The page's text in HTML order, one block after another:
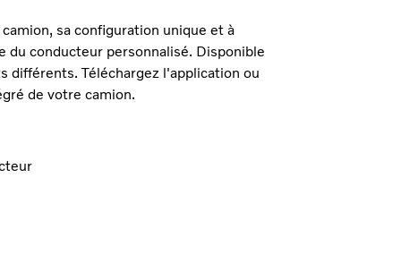
sa configuration unique et à
du conducteur personnalisé. Disponible
différents. Téléchargez l'application ou
de votre camion.